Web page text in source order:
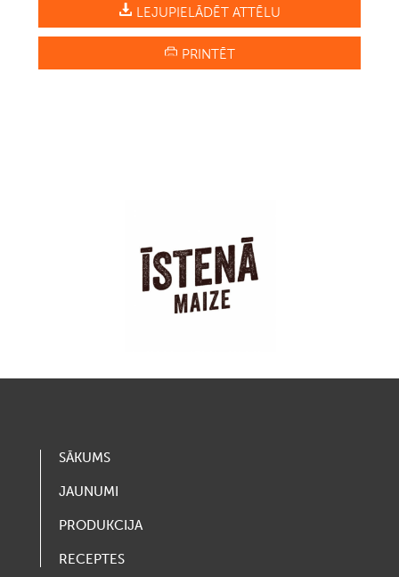
LEJUPIELĀDĒT ATTĒLU
PRINTĒT
SĀKUMS
JAUNUMI
PRODUKCIJA
RECEPTES